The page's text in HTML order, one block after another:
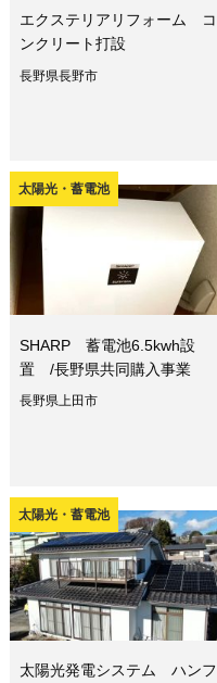
エクステリアリフォーム コ
ンクリート打設
長野県長野市
太陽光・蓄電池
SHARP 蓄電池6.5kwh設
置 /長野県共同購入事業
長野県上田市
太陽光・蓄電池
太陽光発電システム ハンフ